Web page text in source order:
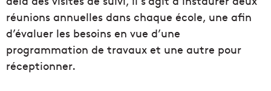
réunions annuelles dans chaque école, une afin
d’évaluer les besoins en vue d’une
programmation de travaux et une autre pour
réceptionner.